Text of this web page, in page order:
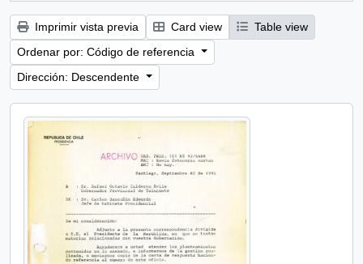
Imprimir vista previa Card view
Table view
Ordenar por: Código de referencia
Dirección: Descendente